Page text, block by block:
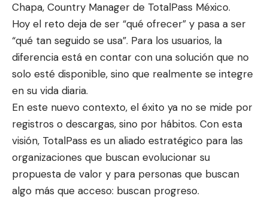
Chapa, Country Manager de TotalPass México. ​
Hoy el reto deja de ser “qué ofrecer” y pasa a ser
“qué tan seguido se usa”. Para los usuarios, la
diferencia está en contar con una solución que no
solo esté disponible, sino que realmente se integre
en su vida diaria.
En este nuevo contexto, el éxito ya no se mide por
registros o descargas, sino por hábitos. Con esta
visión, TotalPass es un aliado estratégico para las
organizaciones que buscan evolucionar su
propuesta de valor y para personas que buscan
algo más que acceso: buscan progreso.